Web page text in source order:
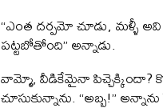
“ఎంత దర్పమో చూడు, మళ్ళీ
పట్టబోతోంది” అన్నాడు.
వామ్మో, వీడికేమైనా పిచ్చెక్కిందా?
చూసుకున్నాను. “అబ్బ!”